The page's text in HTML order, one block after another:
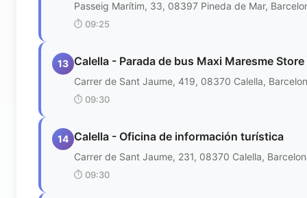
Passeig Marítim, 33, 08397 Pineda de Mar,
⏱️ 09:25
13 Calella - Parada de bus Maxi Maresme Store
Carrer de Sant Jaume, 419, 08370 Calella,
⏱️ 09:30
14 Calella - Oficina de información turística
Carrer de Sant Jaume, 231, 08370 Calella,
⏱️ 09:30